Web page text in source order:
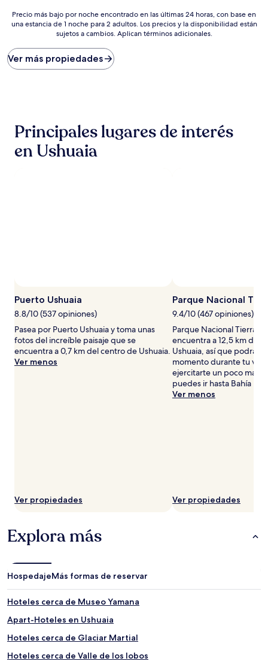
de
$171
Precio
más
por
noche
encontrado
con
en
disponibilidad
están
sujetos
cambios.
Aplican
términos
Precio más bajo por noche encontrado en las últimas 24 horas, con base en
una estancia de 1 noche para 2 adultos. Los precios y la disponibilidad están
sujetos a cambios. Aplican términos adicionales.
Ver más propiedades
Principales lugares de interés
en Ushuaia
Puerto Ushuaia
8.8/10 (537 opiniones)
Pasea por Puerto Ushuaia y toma unas
fotos del increíble paisaje que se
encuentra a 0,7 km del centro de Ushuaia.
Ver menos
Ver propiedades
Parque Nacional
9.4/10 (467 opiniones)
Parque Nacional Tierra
encuentra a 12,5 km del
Ushuaia, así que podrás
momento durante tu
ejercitarte un poco más
puedes ir hasta Bahía
Ver menos
Ver propiedades
Explora más
HospedajeMás formas de reservar
Hoteles cerca de Museo Yamana
Apart-Hoteles en Ushuaia
Hoteles cerca de Glaciar Martial
Hoteles cerca de Valle de los lobos